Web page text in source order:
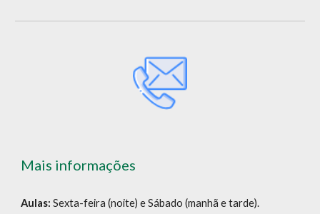
Mais informações
Aulas:Sexta-feira (noite) e Sábado (manhã e tarde).